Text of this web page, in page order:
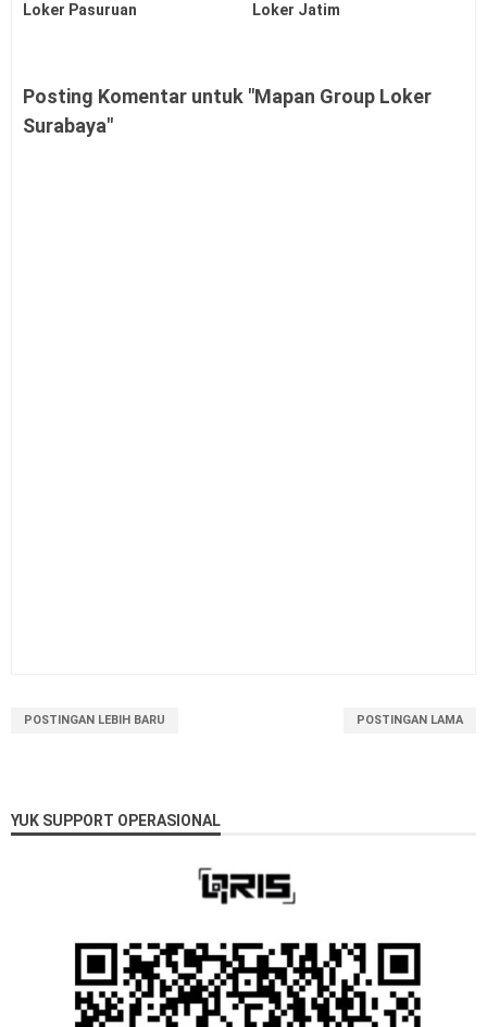
Loker Pasuruan
Loker Jatim
Posting Komentar untuk "Mapan Group Loker
Surabaya"
POSTINGAN LEBIH BARU POSTINGAN LAMA
YUK SUPPORT OPERASIONAL